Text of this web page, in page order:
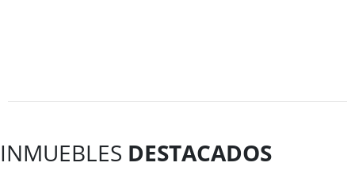
INMUEBLES DESTACADOS